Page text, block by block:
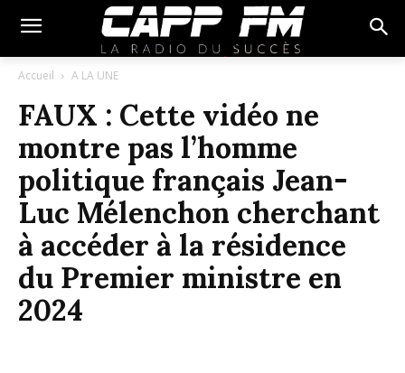
Accueil A LA UNE
FAUX : Cette vidéo ne
montre pas l’homme
politique français Jean-
Luc Mélenchon cherchant
à accéder à la résidence
du Premier ministre en
2024